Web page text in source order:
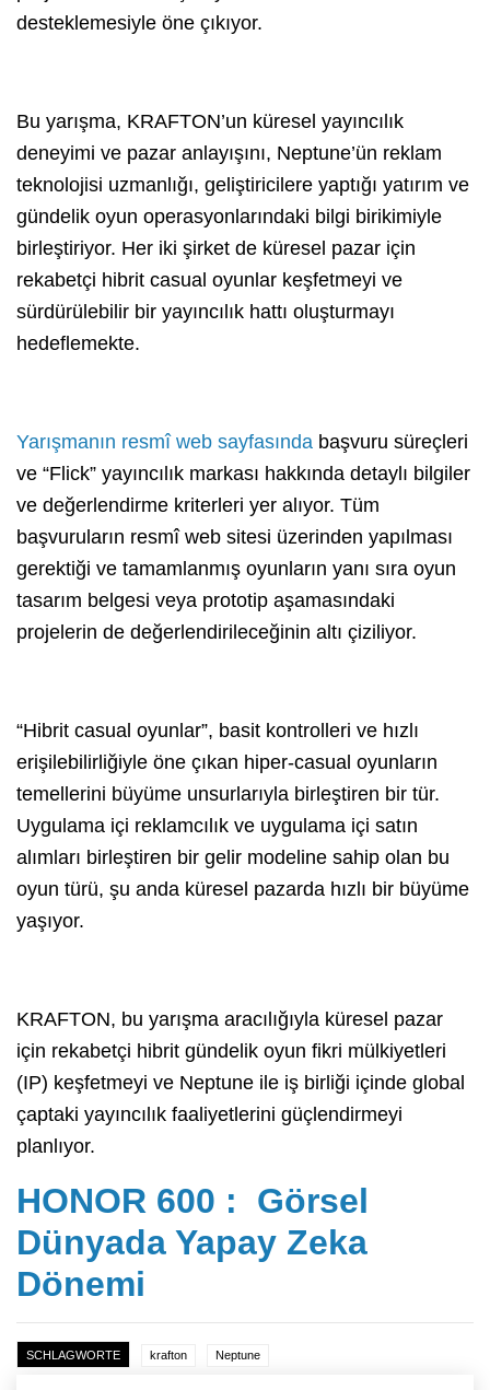
desteklemesiyle öne çıkıyor.
Bu yarışma, KRAFTON’un küresel yayıncılık
deneyimi ve pazar anlayışını, Neptune’ün reklam
teknolojisi uzmanlığı, geliştiricilere yaptığı yatırım ve
gündelik oyun operasyonlarındaki bilgi birikimiyle
birleştiriyor. Her iki şirket de küresel pazar için
rekabetçi hibrit casual oyunlar keşfetmeyi ve
sürdürülebilir bir yayıncılık hattı oluşturmayı
hedeflemekte.
Yarışmanın resmî web sayfasında başvuru süreçleri
ve “Flick” yayıncılık markası hakkında detaylı bilgiler
ve değerlendirme kriterleri yer alıyor. Tüm
başvuruların resmî web sitesi üzerinden yapılması
gerektiği ve tamamlanmış oyunların yanı sıra oyun
tasarım belgesi veya prototip aşamasındaki
projelerin de değerlendirileceğinin altı çiziliyor.
“Hibrit casual oyunlar”, basit kontrolleri ve hızlı
erişilebilirliğiyle öne çıkan hiper-casual oyunların
temellerini büyüme unsurlarıyla birleştiren bir tür.
Uygulama içi reklamcılık ve uygulama içi satın
alımları birleştiren bir gelir modeline sahip olan bu
oyun türü, şu anda küresel pazarda hızlı bir büyüme
yaşıyor.
KRAFTON, bu yarışma aracılığıyla küresel pazar
için rekabetçi hibrit gündelik oyun fikri mülkiyetleri
(IP) keşfetmeyi ve Neptune ile iş birliği içinde global
çaptaki yayıncılık faaliyetlerini güçlendirmeyi
planlıyor.
HONOR 600 : Görsel
Dünyada Yapay Zeka
Dönemi
SCHLAGWORTE krafton Neptune